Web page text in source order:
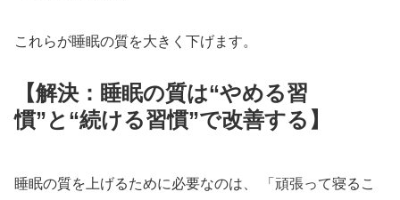
これらが睡眠の質を大きく下げます。
【解決：睡眠の質は“やめる習
慣”と“続ける習慣”で改善する】
睡眠の質を上げるために必要なのは、 「頑張って寝るこ